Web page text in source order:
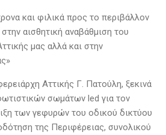
και φιλικά προς το περιβάλλον
αισθητική αναβάθμιση του
μας αλλά και στην
Αττικής Γ. Πατούλη, ξεκινά
σωμάτων led για τον
των γεφυρών του οδικού δικτύου
της Περιφέρειας, συνολικού